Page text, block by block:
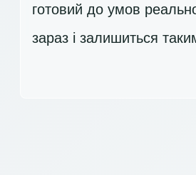
готовий до умов
зараз і залишиться